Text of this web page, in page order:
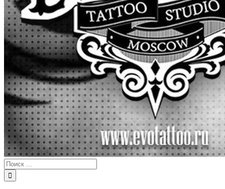
Результат
поиска: